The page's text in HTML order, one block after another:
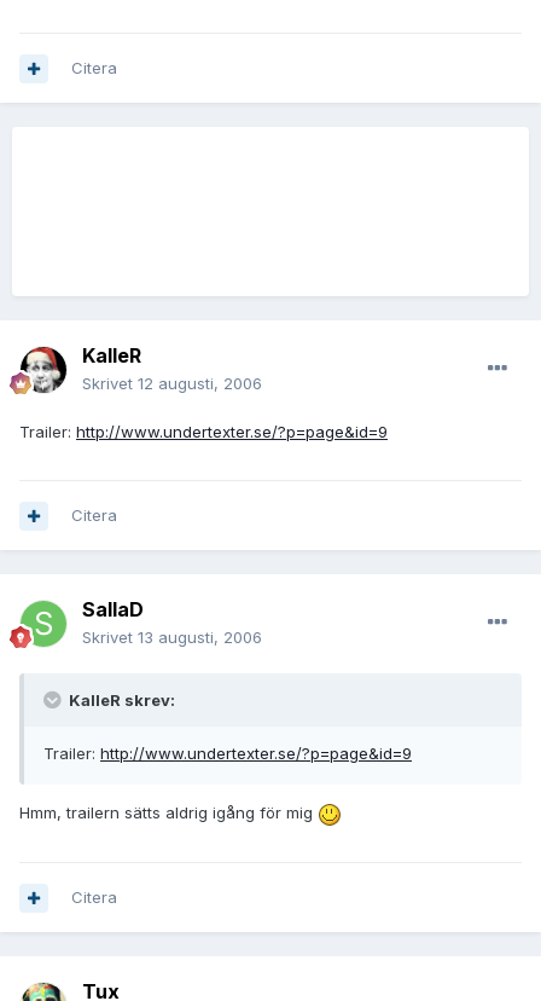
Citera
KalleR
Skrivet 12 augusti, 2006
Trailer: http://www.undertexter.se/?p=page&id=9
Citera
SallaD
Skrivet 13 augusti, 2006
KalleR skrev:
Trailer: http://www.undertexter.se/?p=page&id=9
Hmm, trailern sätts aldrig igång för mig
Citera
Tux